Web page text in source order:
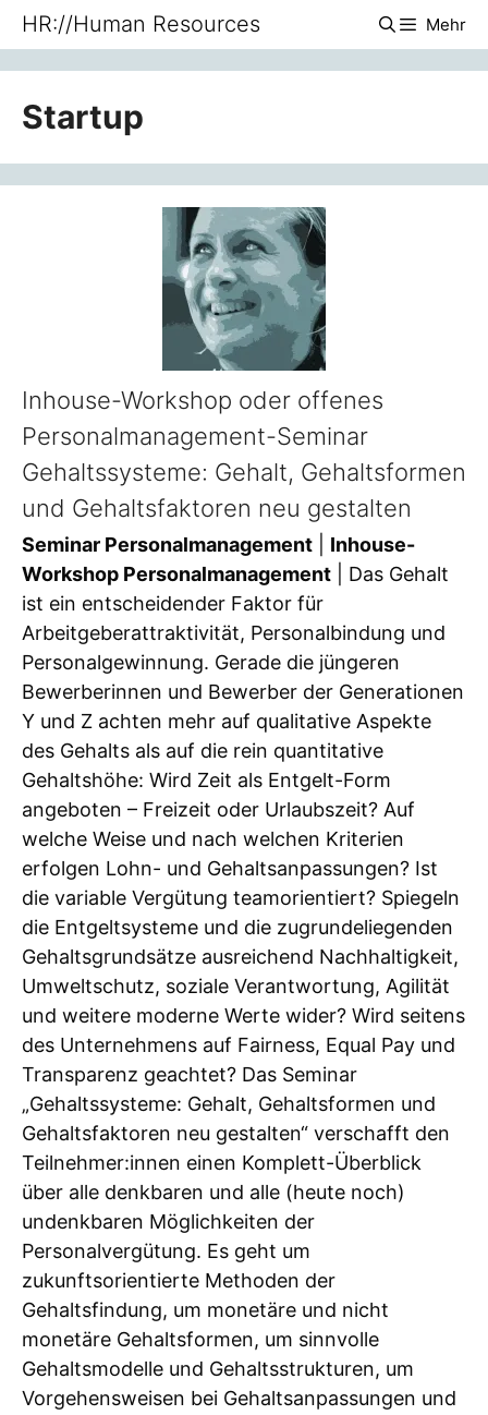
Zum
springen
HR://Human Resources Mehr
Startup
Inhouse-Workshop oder offenes
Personalmanagement-Seminar
Gehaltssysteme: Gehalt, Gehaltsformen
und Gehaltsfaktoren neu gestalten
Seminar Personalmanagement
Inhouse-
Workshop Personalmanagement | Das Gehalt
ist ein entscheidender Faktor für
Arbeitgeberattraktivität, Personalbindung und
Personalgewinnung. Gerade die jüngeren
Bewerberinnen und Bewerber der Generationen
Y und Z achten mehr auf qualitative Aspekte
des Gehalts als auf die rein quantitative
Gehaltshöhe: Wird Zeit als Entgelt-Form
angeboten – Freizeit oder Urlaubszeit? Auf
welche Weise und nach welchen Kriterien
erfolgen Lohn- und Gehaltsanpassungen? Ist
die variable Vergütung teamorientiert? Spiegeln
die Entgeltsysteme und die zugrundeliegenden
Gehaltsgrundsätze ausreichend Nachhaltigkeit,
Umweltschutz, soziale Verantwortung, Agilität
und weitere moderne Werte wider? Wird seitens
des Unternehmens auf Fairness, Equal Pay und
Transparenz geachtet? Das Seminar
„Gehaltssysteme: Gehalt, Gehaltsformen und
Gehaltsfaktoren neu gestalten“ verschafft den
Teilnehmer:innen einen Komplett-Überblick
über alle denkbaren und alle (heute noch)
undenkbaren Möglichkeiten der
Personalvergütung. Es geht um
zukunftsorientierte Methoden der
Gehaltsfindung, um monetäre und nicht
monetäre Gehaltsformen, um sinnvolle
Gehaltsmodelle und Gehaltsstrukturen, um
Vorgehensweisen bei Gehaltsanpassungen und